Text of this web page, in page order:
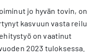
jo hyvän tovin, on
kasvuun vasta reilu
on vaatinut
2023 tuloksessa.